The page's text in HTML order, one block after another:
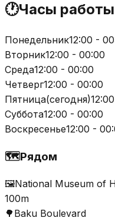
🕐Часы работы
Понедельник12:00 -
Вторник12:00 - 00:00
Среда12:00 - 00:00
Четверг12:00 - 00:00
Пятница(сегодня)
Суббота12:00 - 00:00
Воскресенье12:00 -
🗺️Рядом
🖼️National Museum of
100m
🌳 Baku Boulevard